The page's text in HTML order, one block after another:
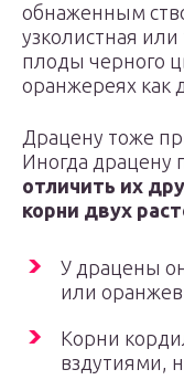
обнаженным
узколистная
плоды черного
оранжереях как
Драцену тоже
Иногда драцену
отличить их
корни двух
У драцены
или
Корни
вздутиями,